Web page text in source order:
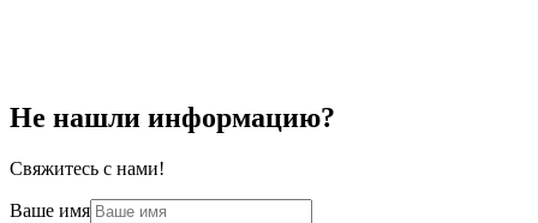
Не нашли информацию?
Свяжитесь с нами!
Ваше имя